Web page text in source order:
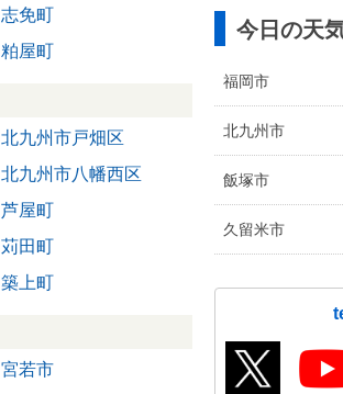
志免町
粕屋町
北九州市戸畑区
北九州市八幡西区
芦屋町
苅田町
築上町
宮若市
今日の天
福岡市
北九州市
飯塚市
久留米市